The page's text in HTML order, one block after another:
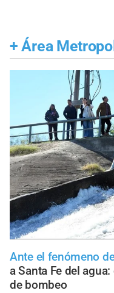
+ Área
Ante el fenómeno
a Santa Fe del
de bombeo